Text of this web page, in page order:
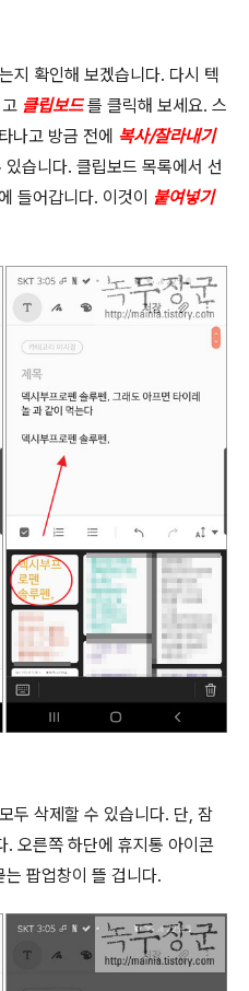
지 확인해 보겠습니다. 다시 텍
클립보드 를 클릭해 보세요. 스
나고 방금 전에 복사/잘라내기
있습니다. 클립보드 목록에서 선
들어갑니다. 이것이
붙여넣기
두 삭제할 수 있습니다. 단, 잠
. 오른쪽 하단에 휴지통 아이콘
는 팝업창이 뜰 겁니다.